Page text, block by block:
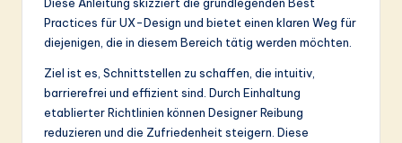
in
A
Practices für UX-Design und bietet einen klaren Weg für
diejenigen, die in diesem Bereich tätig werden möchten.
Ziel ist es, Schnittstellen zu schaffen, die intuitiv,
barrierefrei und effizient sind. Durch Einhaltung
etablierter Richtlinien können Designer Reibung
reduzieren und die Zufriedenheit steigern. Diese